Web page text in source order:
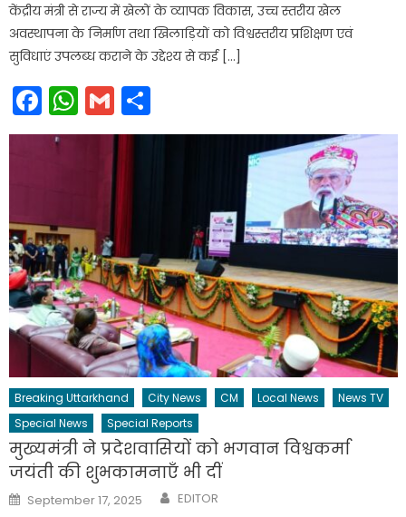
केंद्रीय मंत्री से राज्य में खेलों के व्यापक विकास, उच्च स्तरीय खेल
अवस्थापना के निर्माण तथा खिलाड़ियों को विश्वस्तरीय प्रशिक्षण एवं
सुविधाएं उपलब्ध कराने के उद्देश्य से कई […]
Facebook
WhatsApp
Gmail
Breaking Uttarkhand City News CM Local News
News TV
Special News
Special Reports
मुख्यमंत्री ने प्रदेशवासियों को भगवान विश्वकर्मा
जयंती की शुभकामनाएँ भी दीं
Posted
on
September 17, 2025 Author
EDITOR